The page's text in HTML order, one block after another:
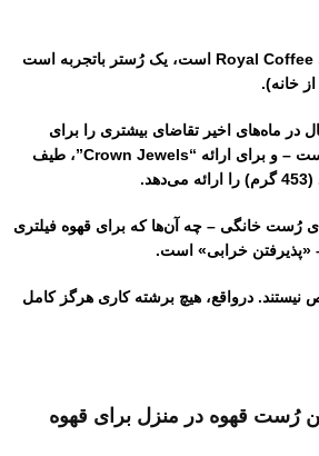
Evan علاوه بر اینکه مربی Royal Coffee است، یک رُستر باتجربه است
خانه).
در ماه‌های اخیر تقاضای بیشتری را برای
مقادیر كمتر و كمتر دیده است – و برای ارائه “Crown Jewels”، طیف
رُست خانگی – چه آن‌ها که برای قهوه فیلتری
خرابی» است.
درواقع، هیچ برشته کاری هرگز کامل
رُست قهوه در منزل برای قهوه